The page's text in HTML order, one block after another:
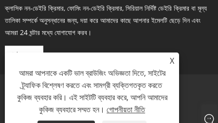
ক্লাসিক নন-ডেইরি ক্রিমার, ফোমিং নন-ডেইরি ক্রিমার, সিরিয়াল নির্দিষ্ট ডেইরি ক্রিমার বা মূল্য
তালিকা সম্পর্কে অনুসন্ধানের জন্য, দয়া করে আমাদের কাছে আপনার ইমেলটি ছেড়ে দিন এবং
আমরা 24 ঘন্টার মধ্যে যোগাযোগ করব।
এখন তদন্ত
Links Sitemap RSS XML গোপনীয়তা নীতি
X
আমরা আপনাকে একটি ভাল ব্রাউজিং অভিজ্ঞতা দিতে, সাইটের
ট্র্যাফিক বিশ্লেষণ করতে এবং সামগ্রী ব্যক্তিগতকৃত করতে
কুকিজ ব্যবহার করি। এই সাইটটি ব্যবহার করে, আপনি আমাদের
কুকিজ ব্যবহারে সম্মত হন।গোপনীয়তা নীতি